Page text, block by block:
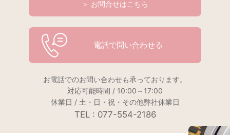
＞ お問合せはこちら
電話で問い合わせる
お電話でのお問い合わせも承っております。
対応可能時間 / 10:00～17:00
休業日 / 土・日・祝・その他弊社休業日
TEL : 077-554-2186